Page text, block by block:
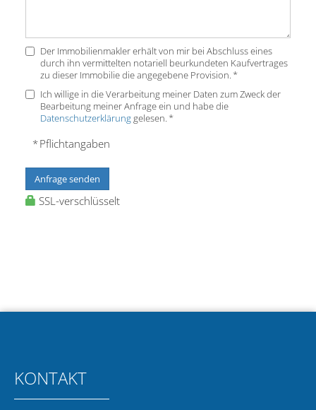
Der Immobilienmakler erhält von mir bei Abschluss eines
durch ihn vermittelten notariell beurkundeten Kaufvertrages
zu dieser Immobilie die angegebene Provision. *
Ich willige in die Verarbeitung meiner Daten zum Zweck der
Bearbeitung meiner Anfrage ein und habe die
Datenschutzerklärunggelesen. *
* Pflichtangaben
Anfrage senden
SSL-verschlüsselt
KONTAKT